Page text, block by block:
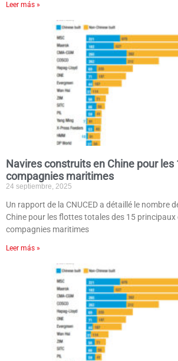
Leer más »
Navires construits en Chine pour les
compagnies maritimes
24 septiembre, 2025
Un rapport de la CNUCED a détaillé le nombre
Chine pour les flottes totales des 15
compagnies maritimes
Leer más »